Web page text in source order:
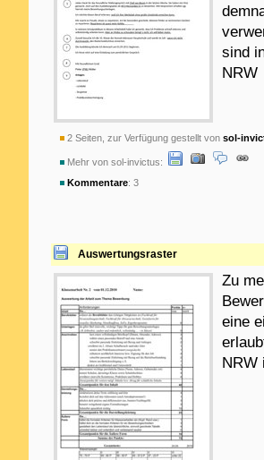
sind
NRW
2 Seiten, zur Verfügung gestellt von sol-
Mehr von sol-invictus:
Kommentare: 3
Auswertungsraster
Zu
eine
NRW